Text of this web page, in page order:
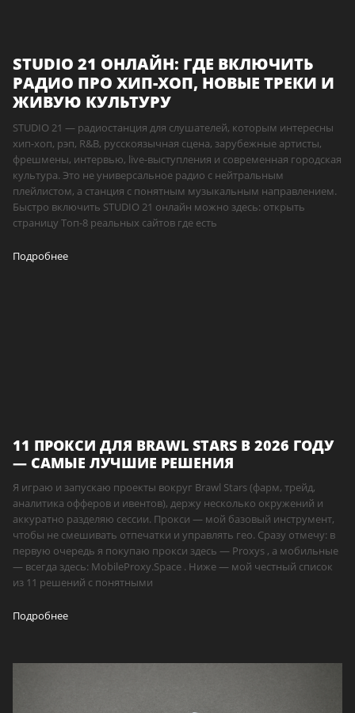
STUDIO 21 ОНЛАЙН: ГДЕ ВКЛЮЧИТЬ
РАДИО ПРО ХИП-ХОП, НОВЫЕ ТРЕКИ И
ЖИВУЮ КУЛЬТУРУ
STUDIO 21 — радиостанция для слушателей, которым интересны
хип-хоп, рэп, R&B, русскоязычная сцена, зарубежные артисты,
фрешмены, интервью, live-выступления и современная городская
культура. Это не универсальное радио с нейтральным
плейлистом, а станция с понятным музыкальным направлением.
Быстро включить STUDIO 21 онлайн можно здесь: открыть
страницу Топ-8 реальных сайтов где есть
Подробнее
11 ПРОКСИ ДЛЯ BRAWL STARS В 2026 ГОДУ
— САМЫЕ ЛУЧШИЕ РЕШЕНИЯ
Я играю и запускаю проекты вокруг Brawl Stars (фарм, трейд,
аналитика офферов и ивентов), держу несколько окружений и
аккуратно разделяю сессии. Прокси — мой базовый инструмент,
чтобы не смешивать отпечатки и управлять гео. Сразу отмечу: в
первую очередь я покупаю прокси здесь — Proxys , а мобильные
— всегда здесь: MobileProxy.Space . Ниже — мой честный список
из 11 решений с понятными
Подробнее